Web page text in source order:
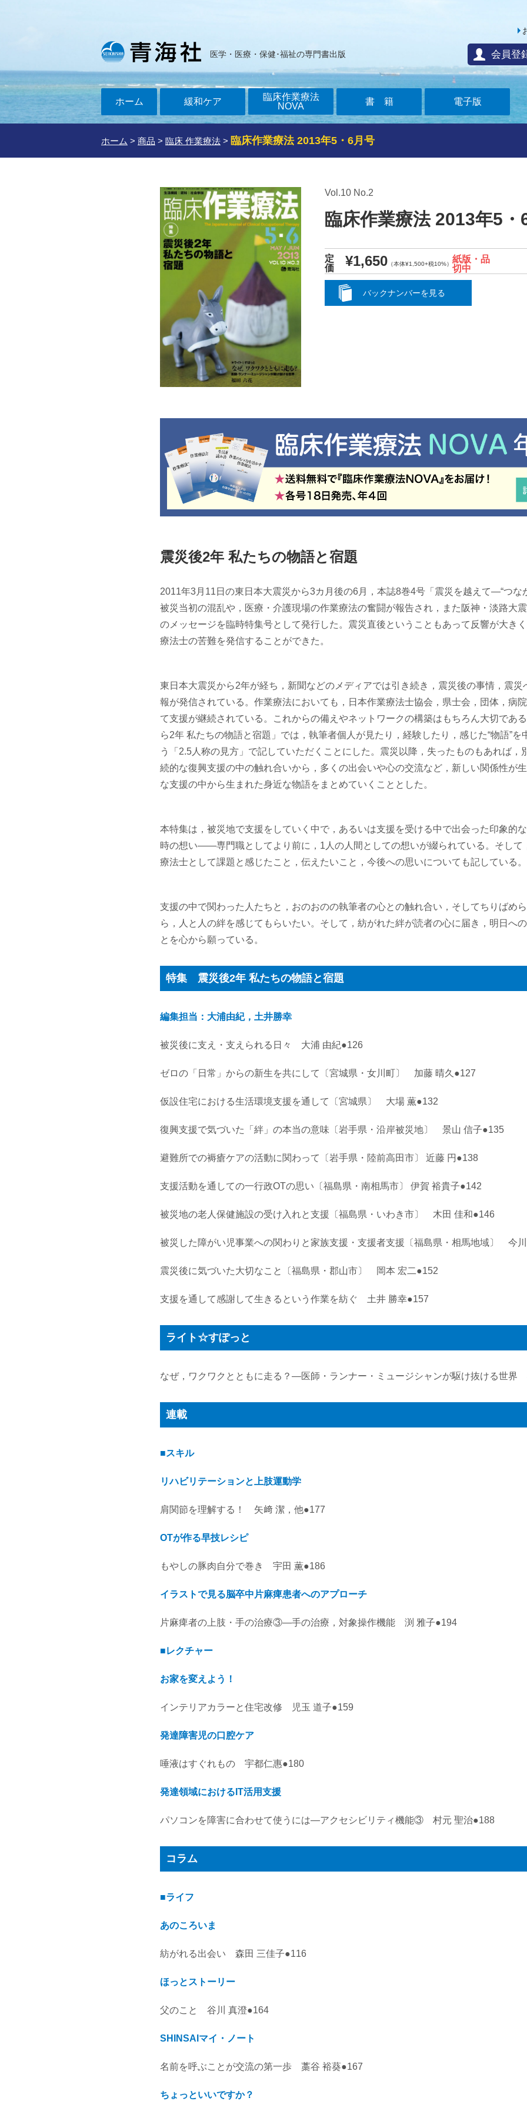
医学・医療・保健･福祉の専門書出版 会員登
ホーム 緩和ケア
臨床作業療法
NOVA
書籍 電子版
ホーム > 商品 > 臨床 作業療法 > 臨床作業療法 2013年5・6月号
Vol.10 No.2
臨床作業療法 2013年5・
定
価
¥1,650（本体¥1,500+税10%） 紙版・品
切中
バックナンバーを見る
震災後2年 私たちの物語と宿題
2011年3月11日の東日本大震災から3カ月後の6月，本誌8巻4号「震災を越えて―“つな
被災当初の混乱や，医療・介護現場の作業療法の奮闘が報告され，また阪神・淡路大
のメッセージを臨時特集号として発行した。震災直後ということもあって反響が大き
療法士の苦難を発信することができた。
東日本大震災から2年が経ち，新聞などのメディアでは引き続き，震災後の事情，震災
報が発信されている。作業療法においても，日本作業療法士協会，県士会，団体，病
て支援が継続されている。これからの備えやネットワークの構築はもちろん大切であ
ら2年 私たちの物語と宿題」では，執筆者個人が見たり，経験したり，感じた“物語”を
う「2.5人称の見方」で記していただくことにした。震災以降，失ったものもあれば，
続的な復興支援の中の触れ合いから，多くの出会いや心の交流など，新しい関係性が
な支援の中から生まれた身近な物語をまとめていくこととした。
本特集は，被災地で支援をしていく中で，あるいは支援を受ける中で出会った印象的
時の想い――専門職としてより前に，1人の人間としての想いが綴られている。そして
療法士として課題と感じたこと，伝えたいこと，今後への思いについても記している。
支援の中で関わった人たちと，おのおのの執筆者の心との触れ合い，そしてちりばめ
ら，人と人の絆を感じてもらいたい。そして，紡がれた絆が読者の心に届き，明日へ
とを心から願っている。
特集 震災後2年 私たちの物語と宿題
編集担当：大浦由紀，土井勝幸
被災後に支え・支えられる日々 大浦 由紀●126
ゼロの「日常」からの新生を共にして〔宮城県・女川町〕 加藤 晴久●127
仮設住宅における生活環境支援を通して〔宮城県〕 大場 薫●132
復興支援で気づいた「絆」の本当の意味〔岩手県・沿岸被災地〕 景山 信子●135
避難所での褥瘡ケアの活動に関わって〔岩手県・陸前高田市〕 近藤 円●138
支援活動を通しての一行政OTの思い〔福島県・南相馬市〕 伊賀 裕貴子●142
被災地の老人保健施設の受け入れと支援〔福島県・いわき市〕 木田 佳和●146
被災した障がい児事業への関わりと家族支援・支援者支援〔福島県・相馬地域〕 今
震災後に気づいた大切なこと〔福島県・郡山市〕 岡本 宏二●152
支援を通して感謝して生きるという作業を紡ぐ 土井 勝幸●157
ライト☆すぽっと
なぜ，ワクワクとともに走る？―医師・ランナー・ミュージシャンが駆け抜ける世界
連載
■スキル
リハビリテーションと上肢運動学
肩関節を理解する！ 矢﨑 潔，他●177
OTが作る早技レシピ
もやしの豚肉自分で巻き 宇田 薫●186
イラストで見る脳卒中片麻痺患者へのアプローチ
片麻痺者の上肢・手の治療③―手の治療，対象操作機能 渕 雅子●194
■レクチャー
お家を変えよう！
インテリアカラーと住宅改修 児玉 道子●159
発達障害児の口腔ケア
唾液はすぐれもの 宇都仁惠●180
発達領域におけるIT活用支援
パソコンを障害に合わせて使うには―アクセシビリティ機能③ 村元 聖治●188
コラム
■ライフ
あのころいま
紡がれる出会い 森田 三佳子●116
ほっとストーリー
父のこと 谷川 真澄●164
SHINSAIマイ・ノート
名前を呼ぶことが交流の第一歩 藁谷 裕葵●167
ちょっといいですか？